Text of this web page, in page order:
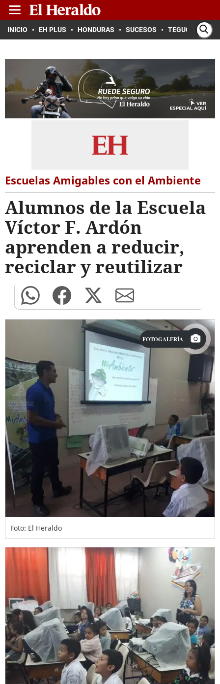
INICIO EH PLUS HONDURAS SUCESOS TEGUCIGALPA
Escuelas Amigables con el Ambiente
Alumnos de la Escuela
Víctor F. Ardón
aprenden a reducir,
reciclar y reutilizar
FOTOGALERÍA
Foto: El Heraldo